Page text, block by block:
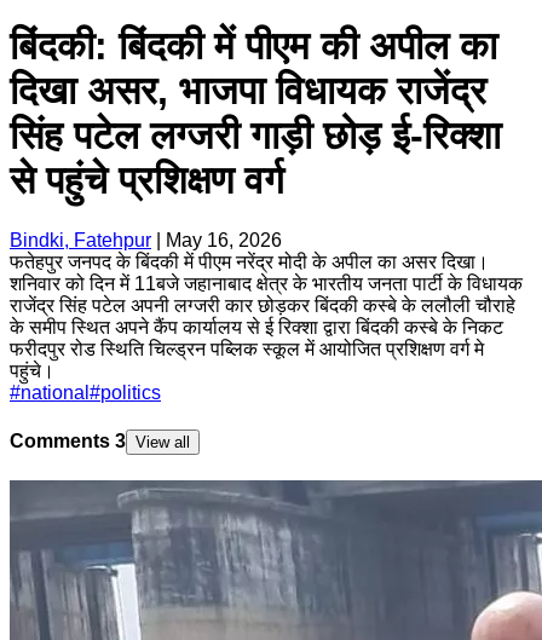
बिंदकी: बिंदकी में पीएम की अपील का
दिखा असर, भाजपा विधायक राजेंद्र
सिंह पटेल लग्जरी गाड़ी छोड़ ई-रिक्शा
से पहुंचे प्रशिक्षण वर्ग
Bindki, Fatehpur
May 16, 2026
फतेहपुर जनपद के बिंदकी में पीएम नरेंद्र मोदी के अपील का असर दिखा।
शनिवार को दिन में 11बजे जहानाबाद क्षेत्र के भारतीय जनता पार्टी के विधायक
राजेंद्र सिंह पटेल अपनी लग्जरी कार छोड़कर बिंदकी कस्बे के ललौली चौराहे
के समीप स्थित अपने कैंप कार्यालय से ई रिक्शा द्वारा बिंदकी कस्बे के निकट
फरीदपुर रोड स्थिति चिल्ड्रन पब्लिक स्कूल में आयोजित प्रशिक्षण वर्ग मे
पहुंचे।
#national #politics
Comments 3 View all